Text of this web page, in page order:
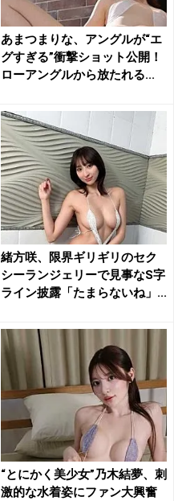
あまつまりな、アングルが“エ
グすぎる”衝撃ショット公開！
ローアングルから放たれる...
緒方咲、限界ギリギリのセク
シーランジェリーで見事なS字
ライン披露「たまらないね」...
“とにかく美少女”乃木結夢、刺
激的な水着姿にファン大興奮